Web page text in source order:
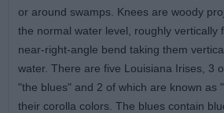
or around swamps. Knees are woody
the normal water level, roughly vertically
near-right-angle bend taking them
water. There are five Louisiana Irises, 3
"the blues" and 2 of which are known as
their corolla colors. The blues contain